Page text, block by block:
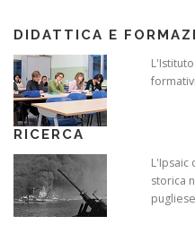
DIDATTICA E
RICERCA
L'Ipsaic
storica